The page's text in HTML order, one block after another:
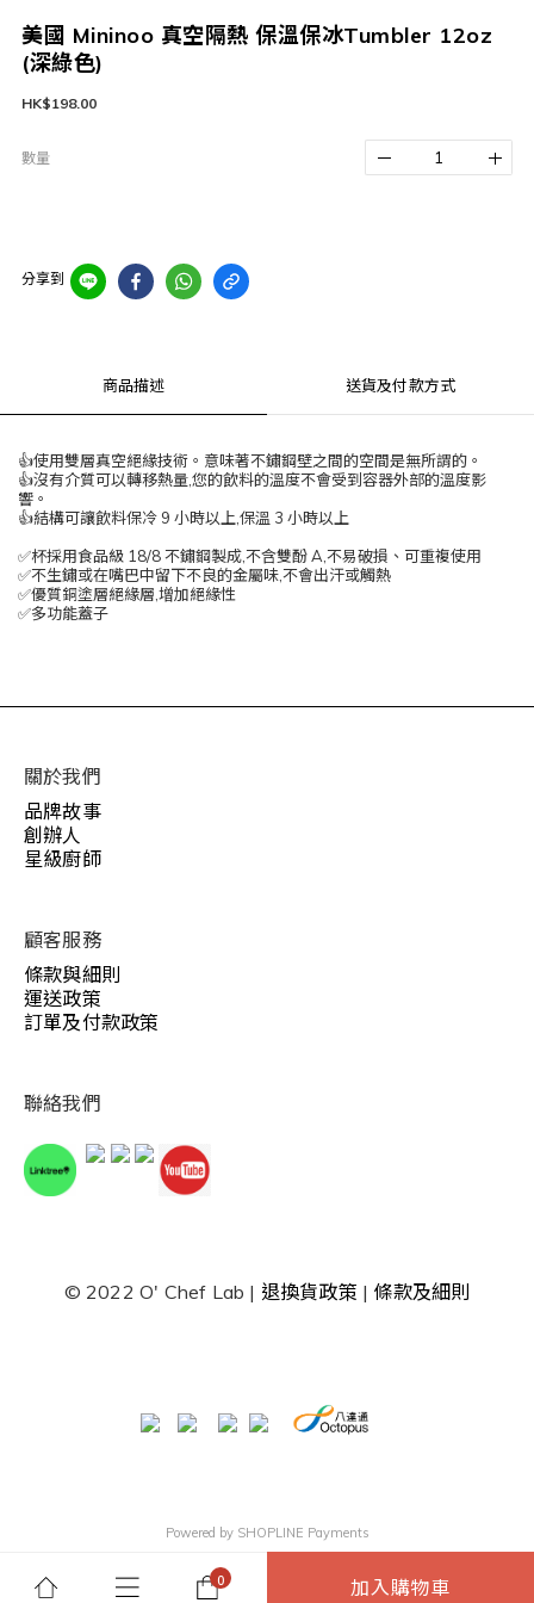
美國 Mininoo 真空隔熱 保溫保冰Tumbler 12oz
(深綠色)
HK$198.00
數量
加入購物車
分享到
商品描述 送貨及付款方式
👍使用雙層真空絕緣技術。意味著不鏽鋼壁之間的空間是無所謂的。
👍沒有介質可以轉移熱量,您的飲料的溫度不會受到容器外部的溫度影
響。
👍結構可讓飲料保冷 9 小時以上,保溫 3 小時以上
✅杯採用食品級 18/8 不鏽鋼製成,不含雙酚 A,不易破損、可重複使用
✅不生鏽或在嘴巴中留下不良的金屬味,不會出汗或觸熱
✅優質銅塗層絕緣層,增加絕緣性
✅多功能蓋子
關於我們
品牌故事
創辦人
星級廚師
顧客服務
條款與細則
運送政策
訂單及付款政策
聯絡我們
© 2022 O' Chef Lab | 退換貨政策 | 條款及細則
Powered by SHOPLINE Payments